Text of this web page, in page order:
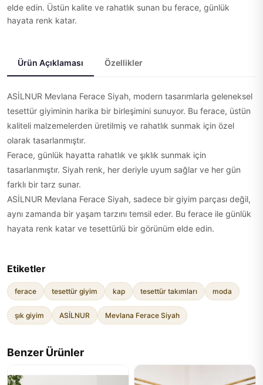
elde edin. Üstün kalite ve rahatlık sunan bu ferace, günlük
hayata renk katar.
Ürün Açıklaması Özellikler
ASİLNUR Mevlana Ferace Siyah, modern tasarımlarla geleneksel
tesettür giyiminin harika bir birleşimini sunuyor. Bu ferace, üstün
kaliteli malzemelerden üretilmiş ve rahatlık sunmak için özel
olarak tasarlanmıştır.
Ferace, günlük hayatta rahatlık ve şıklık sunmak için
tasarlanmıştır. Siyah renk, her deriyle uyum sağlar ve her gün
farklı bir tarz sunar.
ASİLNUR Mevlana Ferace Siyah, sadece bir giyim parçası değil,
aynı zamanda bir yaşam tarzını temsil eder. Bu ferace ile günlük
hayata renk katar ve tesettürlü bir görünüm elde edin.
Etiketler
ferace tesettür giyim kap tesettür takımları moda
şık giyim ASİLNUR Mevlana Ferace Siyah
Benzer Ürünler